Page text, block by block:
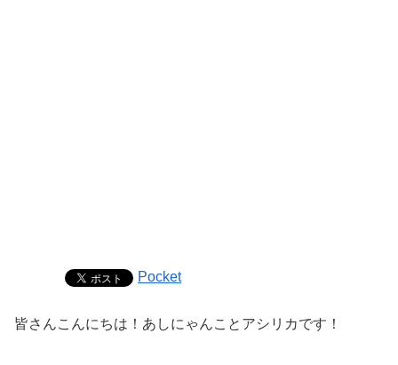
Pocket
皆さんこんにちは！あしにゃんことアシリカです！